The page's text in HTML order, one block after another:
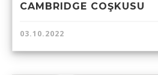
CAMBRIDGE COŞKUSU
03.10.2022